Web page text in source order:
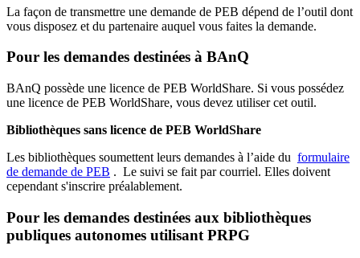
La façon de transmettre une demande de PEB dépend de l’outil dont
vous disposez et du partenaire auquel vous faites la demande.
Pour les demandes destinées à BAnQ
BAnQ possède une licence de PEB WorldShare. Si vous possédez
une licence de PEB WorldShare, vous devez utiliser cet outil.
Bibliothèques sans licence de PEB WorldShare
Les bibliothèques soumettent leurs demandes à l’aide du formulaire
de demande de PEB . Le suivi se fait par courriel. Elles doivent
cependant s'inscrire préalablement.
Pour les demandes destinées aux bibliothèques
publiques autonomes utilisant PRPG